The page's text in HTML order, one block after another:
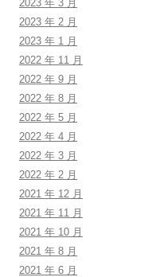
2023 年 3 月
2023 年 2 月
2023 年 1 月
2022 年 11 月
2022 年 9 月
2022 年 8 月
2022 年 5 月
2022 年 4 月
2022 年 3 月
2022 年 2 月
2021 年 12 月
2021 年 11 月
2021 年 10 月
2021 年 8 月
2021 年 6 月